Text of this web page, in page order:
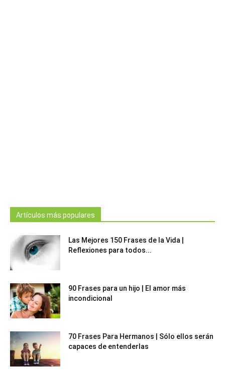
Artículos más populares
Las Mejores 150 Frases de la Vida |
Reflexiones para todos...
90 Frases para un hijo | El amor más
incondicional
70 Frases Para Hermanos | Sólo ellos serán
capaces de entenderlas